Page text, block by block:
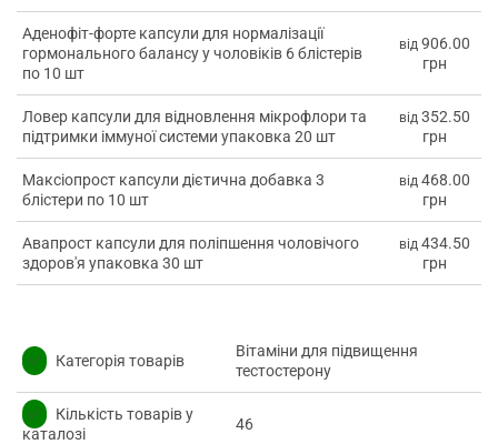
Аденофіт-форте капсули для нормалізації
гормонального балансу у чоловіків 6 блістерів
по 10 шт
від 906.00
грн
Ловер капсули для відновлення мікрофлори та
підтримки іммуної системи упаковка 20 шт
від 352.50
грн
Максіопрост капсули дієтична добавка 3
блістери по 10 шт
від 468.00
грн
Авапрост капсули для поліпшення чоловічого
здоров'я упаковка 30 шт
від 434.50
грн
✅ Категорія товарів
Вітаміни для підвищення
тестостерону
✅
Кількість товарів у
каталозі
46